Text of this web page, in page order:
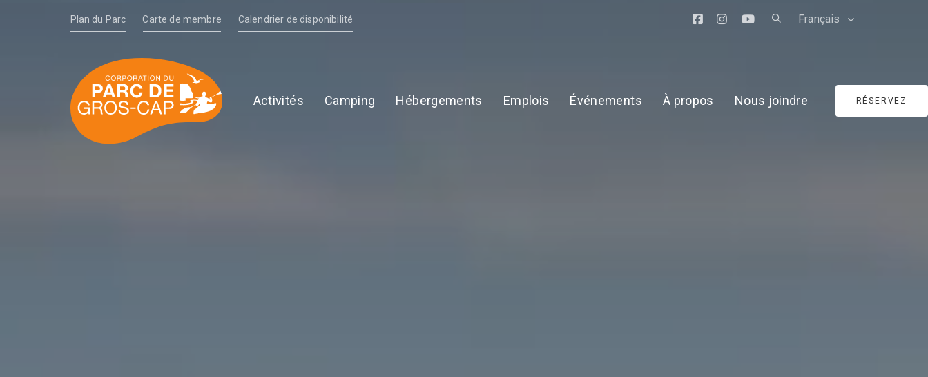
Plan du Parc Carte de membre Calendrier de disponibilité Français
Activités Camping Hébergements Emplois Événements À propos Nous joindre RÉSERVEZ